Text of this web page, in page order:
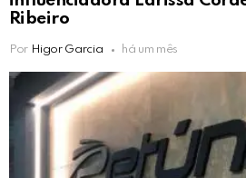
Ribeiro
Por Higor Garcia há um mês